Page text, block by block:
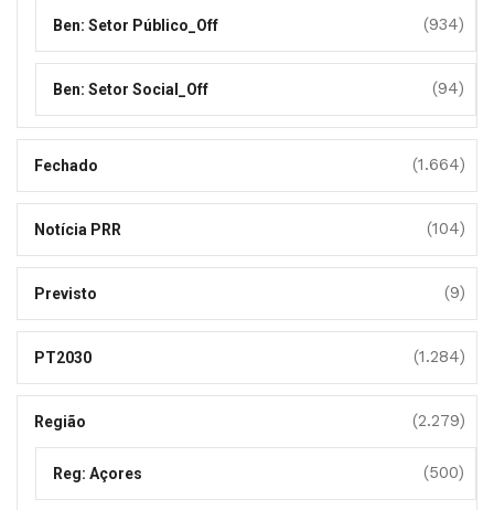
Ben: Setor Público_Off (934)
Ben: Setor Social_Off (94)
Fechado (1.664)
Notícia PRR (104)
Previsto (9)
PT2030 (1.284)
Região (2.279)
Reg: Açores (500)